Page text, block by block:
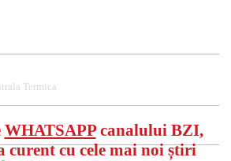
Termica
WHATSAPPcanalului BZI,
curent cu cele mai noi știri